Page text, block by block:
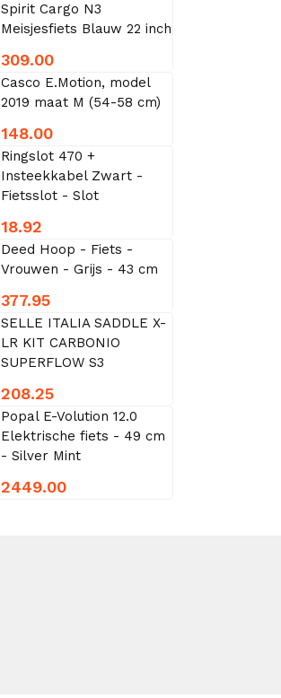
Spirit Cargo N3
Meisjesfiets Blauw 22 inch
309.00
Casco E.Motion, model
2019 maat M (54-58 cm)
148.00
Ringslot 470 +
Insteekkabel Zwart -
Fietsslot - Slot
18.92
Deed Hoop - Fiets -
Vrouwen - Grijs - 43 cm
377.95
SELLE ITALIA SADDLE X-
LR KIT CARBONIO
SUPERFLOW S3
208.25
Popal E-Volution 12.0
Elektrische fiets - 49 cm
- Silver Mint
2449.00